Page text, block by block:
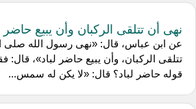
نهى أن تتلقى الركبان وأن يبيع حاضر
عن ابن عباس، قال: «نهى رسول الله صلى
تتلقى الركبان، وأن يبيع حاضر لباد»، قال:
قوله حاضر لباد؟ قال: «لا يكن له سمس...